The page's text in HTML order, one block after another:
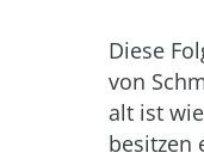
Diese
von
alt ist
besitzen